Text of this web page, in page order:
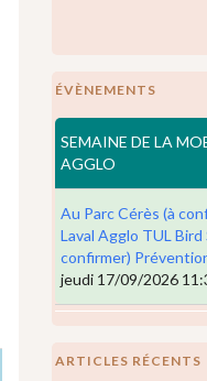
ÉVÈNEMENTS
SEMAINE DE LA
AGGLO
Au Parc Cérès (à
Laval Agglo TUL Bird
confirmer)
jeudi 17/09/2026
ARTICLES RÉCENTS